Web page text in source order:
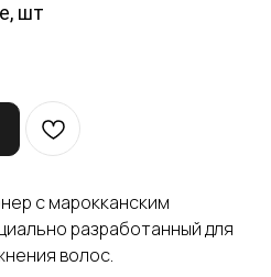
шт
с марокканским
разработанный для
волос.